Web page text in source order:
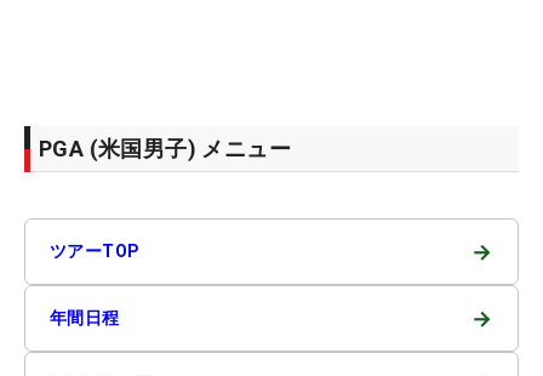
PGA (米国男子) メニュー
ツアーTOP →
年間日程 →